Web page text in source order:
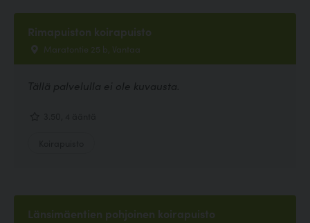
Rimapuiston koirapuisto
Maratontie 25 b, Vantaa
Tällä palvelulla ei ole kuvausta.
Länsimäentien pohjoinen koirapuisto